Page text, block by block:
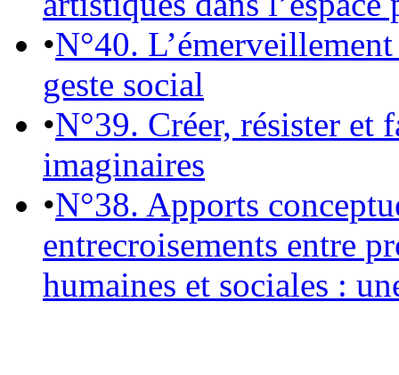
•N°40.
geste social
•N°39. Créer, résister et
imaginaires
•N°38. Apports
entrecroisements entre
humaines et sociales :